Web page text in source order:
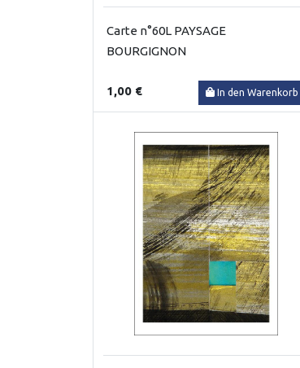
Carte n°60L PAYSAGE
BOURGIGNON
1,00 € In den Warenkorb